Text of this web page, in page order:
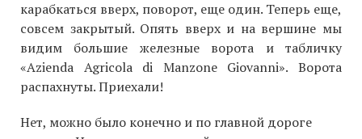
карабкаться вверх, поворот, еще один. Теперь еще,
совсем закрытый. Опять вверх и на вершине мы
видим большие железные ворота и табличку
«Azienda Agricola di Manzone Giovanni». Ворота
распахнуты. Приехали!
Нет, можно было конечно и по главной дороге